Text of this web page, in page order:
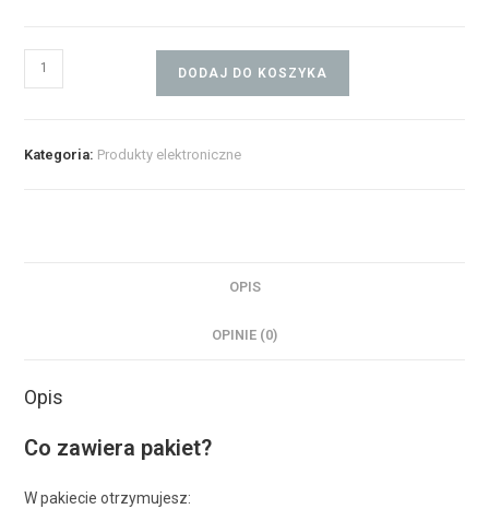
DODAJ DO KOSZYKA
Kategoria: Produkty elektroniczne
OPIS
OPINIE (0)
Opis
Co zawiera pakiet?
W pakiecie otrzymujesz: